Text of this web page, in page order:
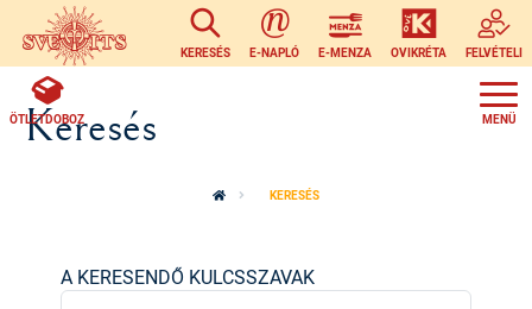
Ugrás a tartalomra
KERESÉS E-NAPLÓ E-MENZA OVIKRÉTA FELVÉTELI
ÖTLETDOBOZ
Keresés
KERESÉS
A KERESENDŐ KULCSSZAVAK